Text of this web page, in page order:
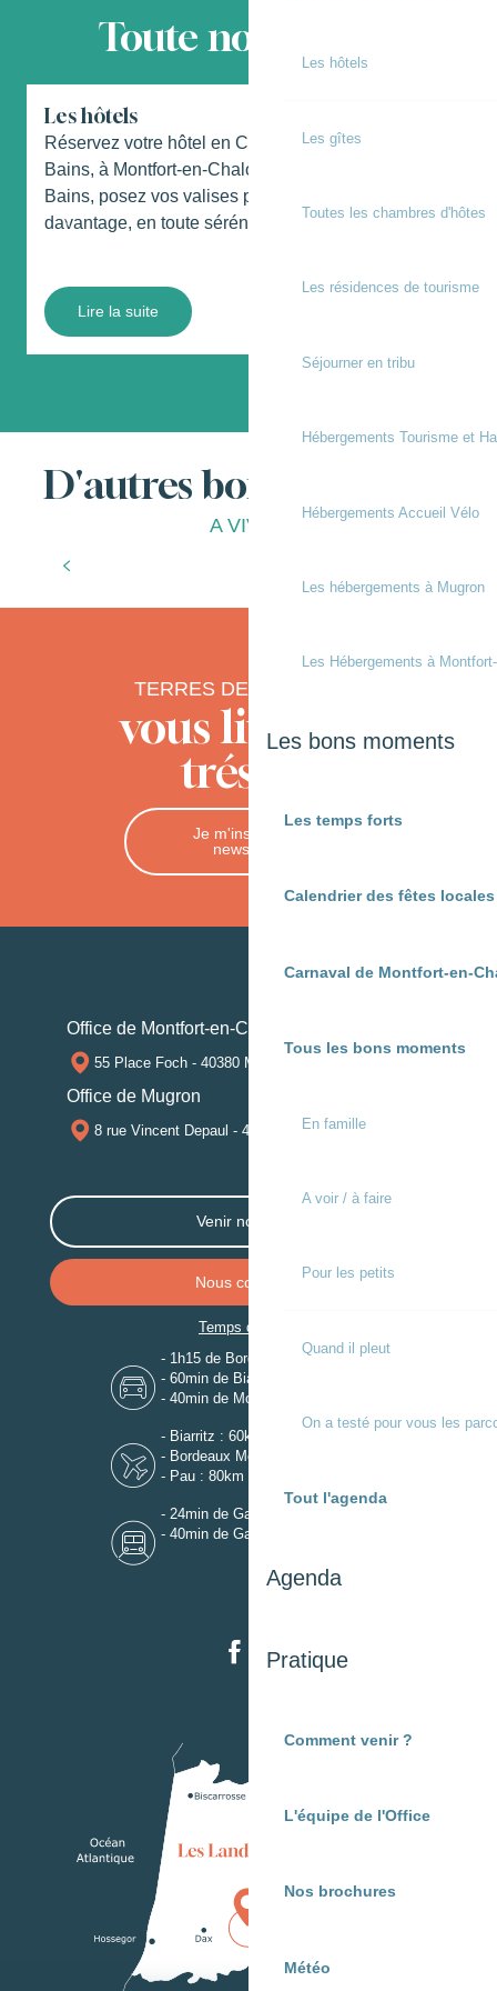
Les hôtels
Les gîtes
Toutes les chambres d'hôtes
Les résidences de tourisme
Séjourner en tribu
Hébergements Tourisme et
Hébergements Accueil Vélo
Les hébergements à Mugron
Les Hébergements à
Les bons moments
Les temps forts
Calendrier des fêtes
Carnaval de Montfort-en-
Tous les bons moments
En famille
A voir / à faire
Pour les petits
Quand il pleut
On a testé pour vous les
Tout l'agenda
Agenda
Pratique
Comment venir ?
L'équipe de l'Office
Nos brochures
Météo
Toute notre offre
Les hôtels
Réservez votre hôtel en Chalosse. A Préchacq-les-
Bains, à Montfort-en-Chalosse où à Gamarde-les-
Bains, posez vos valises pour un week-end ou
davantage, en toute sérénité....
Lire la suite
D'autres bonnes choses
A VIVRE
En famille
TERRES DE CHALOSSE
vous livre ses
trésors
Je m'inscris à la
newsletter
Office de Montfort-en-Chalosse
55 Place Foch - 40380 MONTFORT-EN-CHALOSSE
Office de Mugron
8 rue Vincent Depaul - 40250 MUGRON
Venir nous voir
Nous contacter
Temps de trajet
- 1h15 de Bordeaux
- 60min de Biarritz
- 40min de Mont-de-Marsan
- Biarritz : 60km
- Bordeaux Mérignac : 110km
- Pau : 80km
- 24min de Gare de Dax
- 40min de Gare de Mont-de-Marsan